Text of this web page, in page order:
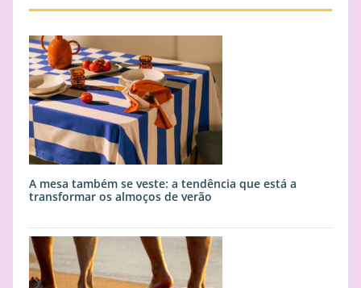
A mesa também se veste: a tendência que está a
transformar os almoços de verão